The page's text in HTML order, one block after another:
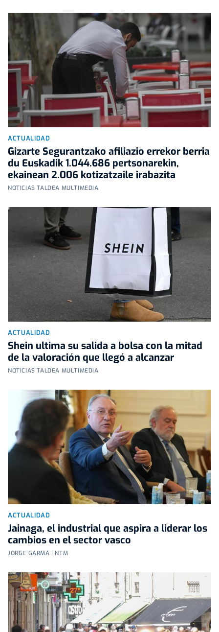
ACTUALIDAD
Gizarte Segurantzako afiliazio errekor berria
du Euskadik 1.044.686 pertsonarekin,
ekainean 2.006 kotizatzaile irabazita
NOTICIAS TALDEA MULTIMEDIA
ACTUALIDAD
Shein ultima su salida a bolsa con la mitad
de la valoración que llegó a alcanzar
NOTICIAS TALDEA MULTIMEDIA
ACTUALIDAD
Jainaga, el industrial que aspira a liderar los
cambios en el sector vasco
JORGE GARMA | NTM